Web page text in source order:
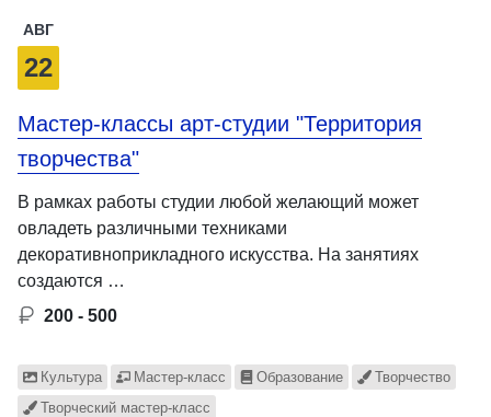
АВГ
22
Мастер-классы арт-студии "Территория
творчества"
В рамках работы студии любой желающий может
овладеть различными техниками
декоративноприкладного искусства. На занятиях
создаются …
200 - 500
Культура Мастер-класс Образование
Творчество
Творческий мастер-класс